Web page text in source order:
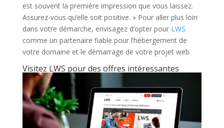
est souvent la première impression que vous laissez.
Assurez-vous qu’elle soit positive. » Pour aller plus loin
dans votre démarche, envisagez d’opter pour LWS
comme un partenaire fiable pour l’hébergement de
votre domaine et le démarrage de votre projet web.
Visitez LWS pour des offres intéressantes